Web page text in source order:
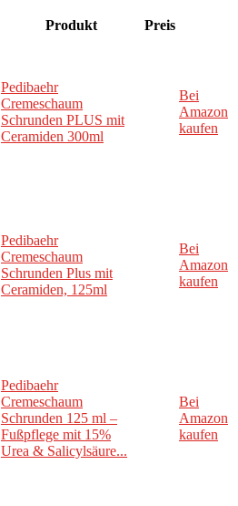
Produkt Preis
Pedibaehr
Cremeschaum
Schrunden PLUS mit
Ceramiden 300ml
Bei
Amazon
kaufen
Pedibaehr
Cremeschaum
Schrunden Plus mit
Ceramiden, 125ml
Bei
Amazon
kaufen
Pedibaehr
Cremeschaum
Schrunden 125 ml –
Fußpflege mit 15%
Urea & Salicylsäure...
Bei
Amazon
kaufen